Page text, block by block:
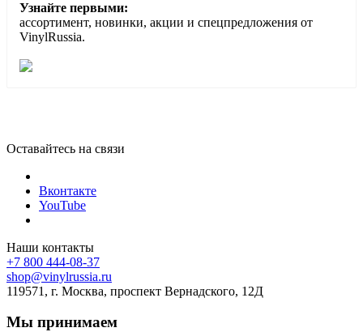
Узнайте первыми:
ассортимент, новинки, акции и спецпредложения от
VinylRussia.
Оставайтесь на связи
Вконтакте
YouTube
Наши контакты
+7 800 444-08-37
shop@vinylrussia.ru
119571, г. Москва, проспект Вернадского, 12Д
Мы принимаем